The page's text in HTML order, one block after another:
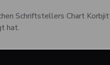
Schriftstellers Chart
hat.